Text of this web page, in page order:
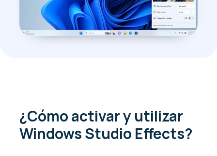
¿Cómo activar y utilizar
Windows Studio Effects?